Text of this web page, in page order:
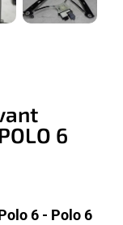
6
6 - Polo 6